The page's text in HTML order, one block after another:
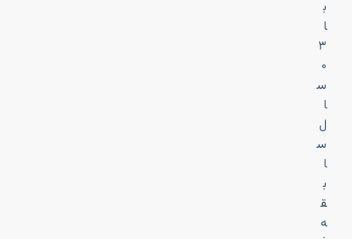
ب
ا
۳
۰
س
ا
ل
س
ا
ب
ق
ه